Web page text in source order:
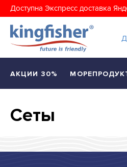
Доступна Экспресс доставка
АКЦИИ 30%
Сеты